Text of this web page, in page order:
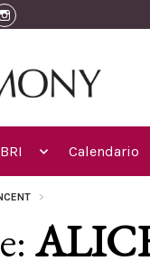
Calendario